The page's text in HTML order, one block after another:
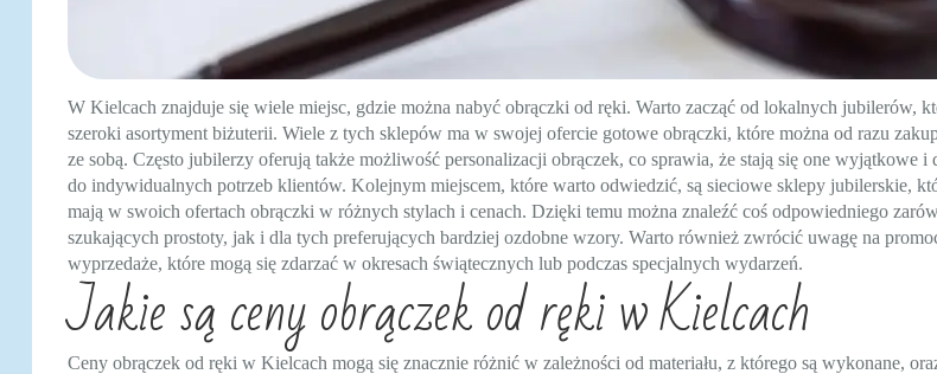
W Kielcach znajduje się wiele miejsc, gdzie można nabyć obrączki od ręki. Warto zacząć od lokalnych jubilerów,
szeroki asortyment biżuterii. Wiele z tych sklepów ma w swojej ofercie gotowe obrączki, które można od razu
ze sobą. Często jubilerzy oferują także możliwość personalizacji obrączek, co sprawia, że stają się one wyjątkowe i
do indywidualnych potrzeb klientów. Kolejnym miejscem, które warto odwiedzić, są sieciowe sklepy jubilerskie,
mają w swoich ofertach obrączki w różnych stylach i cenach. Dzięki temu można znaleźć coś odpowiedniego
szukających prostoty, jak i dla tych preferujących bardziej ozdobne wzory. Warto również zwrócić uwagę na
wyprzedaże, które mogą się zdarzać w okresach świątecznych lub podczas specjalnych wydarzeń.
Jakie są ceny obrączek od ręki w Kielcach
Ceny obrączek od ręki w Kielcach mogą się znacznie różnić w zależności od materiału, z którego są wykonane,